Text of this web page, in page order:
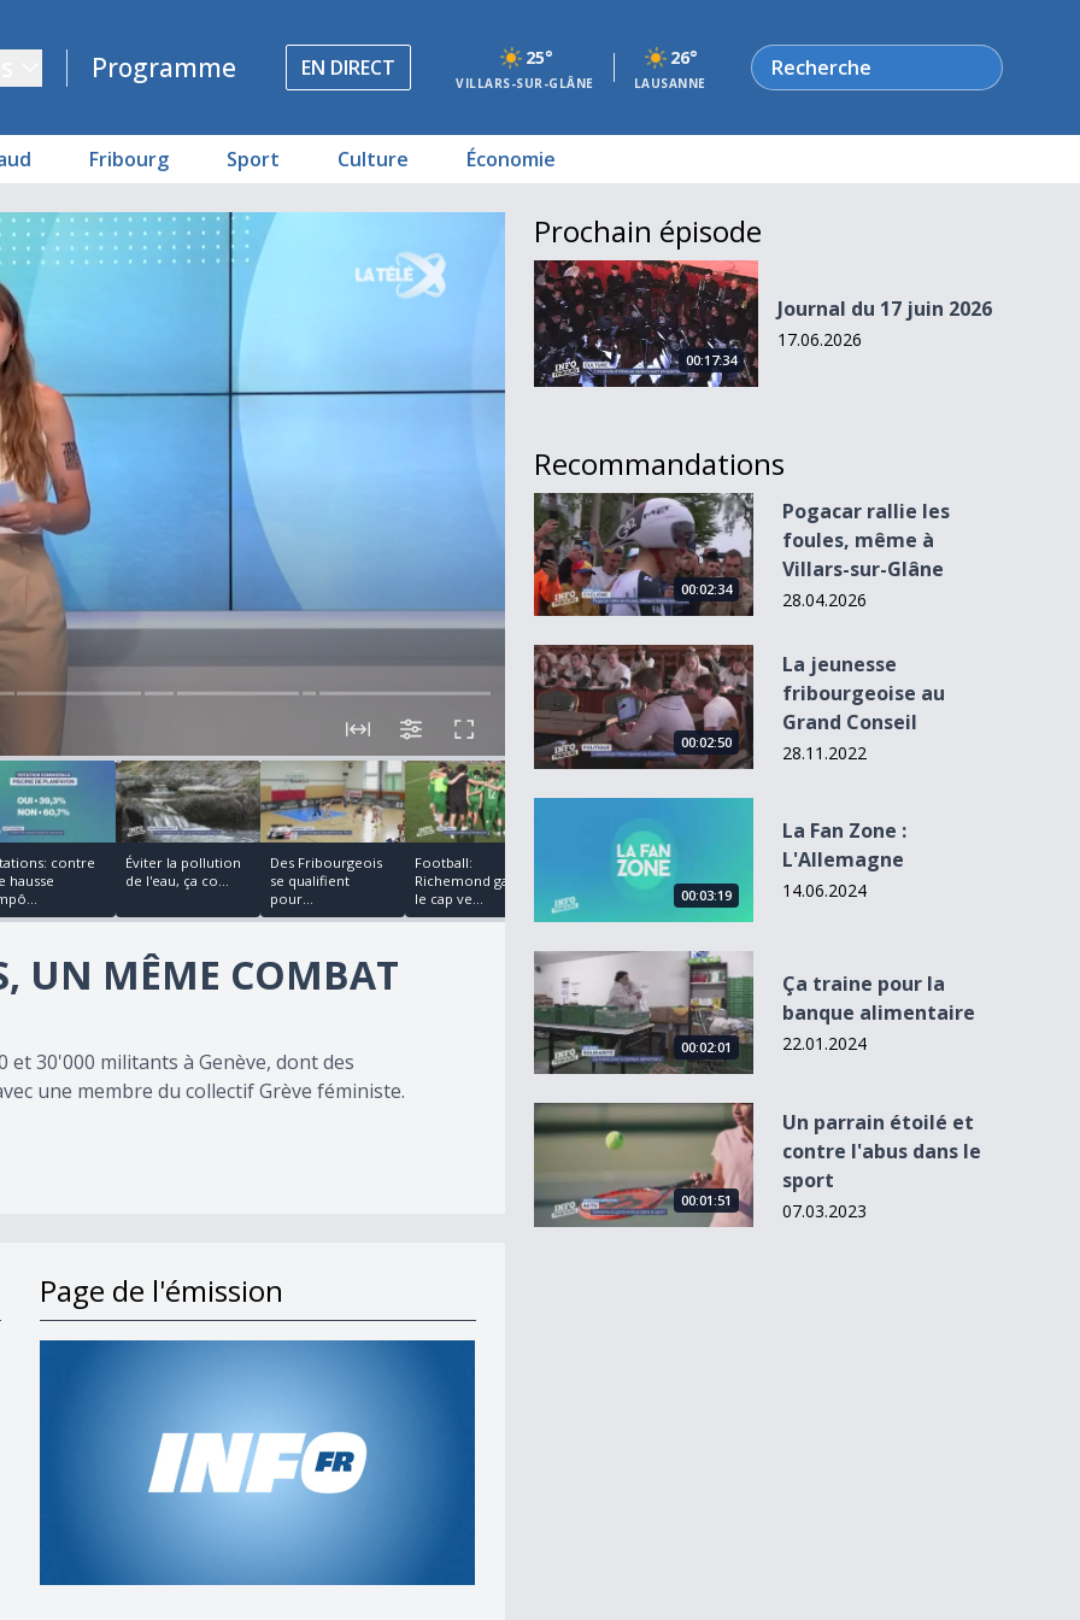
Programme EN DIRECT 25°
VILLARS-SUR-GLÂNE
26°
LAUSANNE
Rechercher
Fribourg Sport Culture Économie
contre
hausse
Éviter la pollution
de l'eau, ça co...
Des Fribourgeois
se qualifient
pour...
Football:
Richemond garde
le cap ve...
UN MÊME COMBAT
30'000 militants à Genève, dont des
une membre du collectif Grève féministe.
Page de l'émission
Prochain épisode
Journal du 17 juin 2026
00:17:34
Journal du 17 juin 2026
17.06.2026
Recommandations
Pogacar rallie les foules, même à Villars-sur-Glâne
00:02:34
Pogacar rallie les
foules, même à
Villars-sur-Glâne
28.04.2026
La jeunesse fribourgeoise au Grand Conseil
00:02:50
La jeunesse
fribourgeoise au
Grand Conseil
28.11.2022
00:03:19
La Fan Zone :
L'Allemagne
14.06.2024
Ça traine pour la banque alimentaire
00:02:01
Ça traine pour la
banque alimentaire
22.01.2024
Un parrain étoilé et contre l&#039;abus dans le sport
00:01:51
Un parrain étoilé et
contre l'abus dans le
sport
07.03.2023